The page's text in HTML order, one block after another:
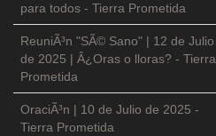
para todos - Tierra Prometida
ReuniÃ³n "SÃ© Sano" | 12 de Julio
de 2025 | Â¿Oras o lloras? - Tierra
Prometida
OraciÃ³n | 10 de Julio de 2025 -
Tierra Prometida